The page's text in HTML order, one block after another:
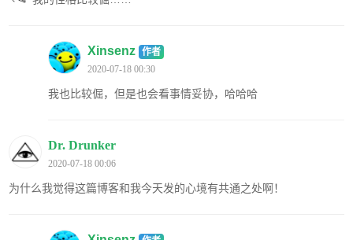
Xinsenz 作者
2020-07-18 00:30
我也比较倔，但是也会看事情妥协，哈哈哈
Dr. Drunker
2020-07-18 00:06
为什么我觉得这篇博客和我今天发的心境有共通之处啊！